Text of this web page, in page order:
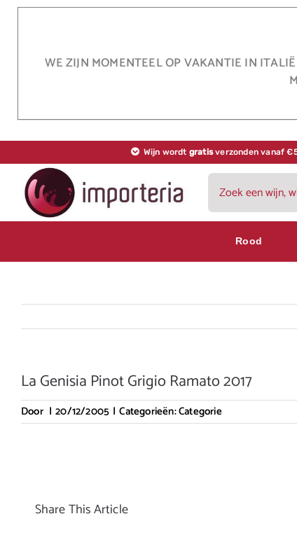
WE ZIJN MOMENTEEL OP VAKANTIE IN
Wijn wordt gratisverzonden vanaf
Zoeken
naar:
Rood
La Genisia Pinot Grigio Ramato 2017
Door | 20/12/2005 | Categorieën:Categorie
Share This Article